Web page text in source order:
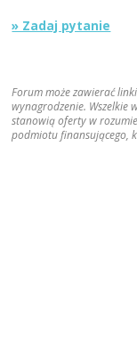
» Zadaj pytanie
Forum może zawierać
wynagrodzenie. Wszelkie
stanowią oferty w
podmiotu finansującego,